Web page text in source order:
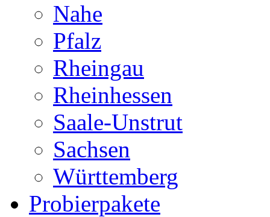
Nahe
Pfalz
Rheingau
Rheinhessen
Saale-Unstrut
Sachsen
Württemberg
Probierpakete